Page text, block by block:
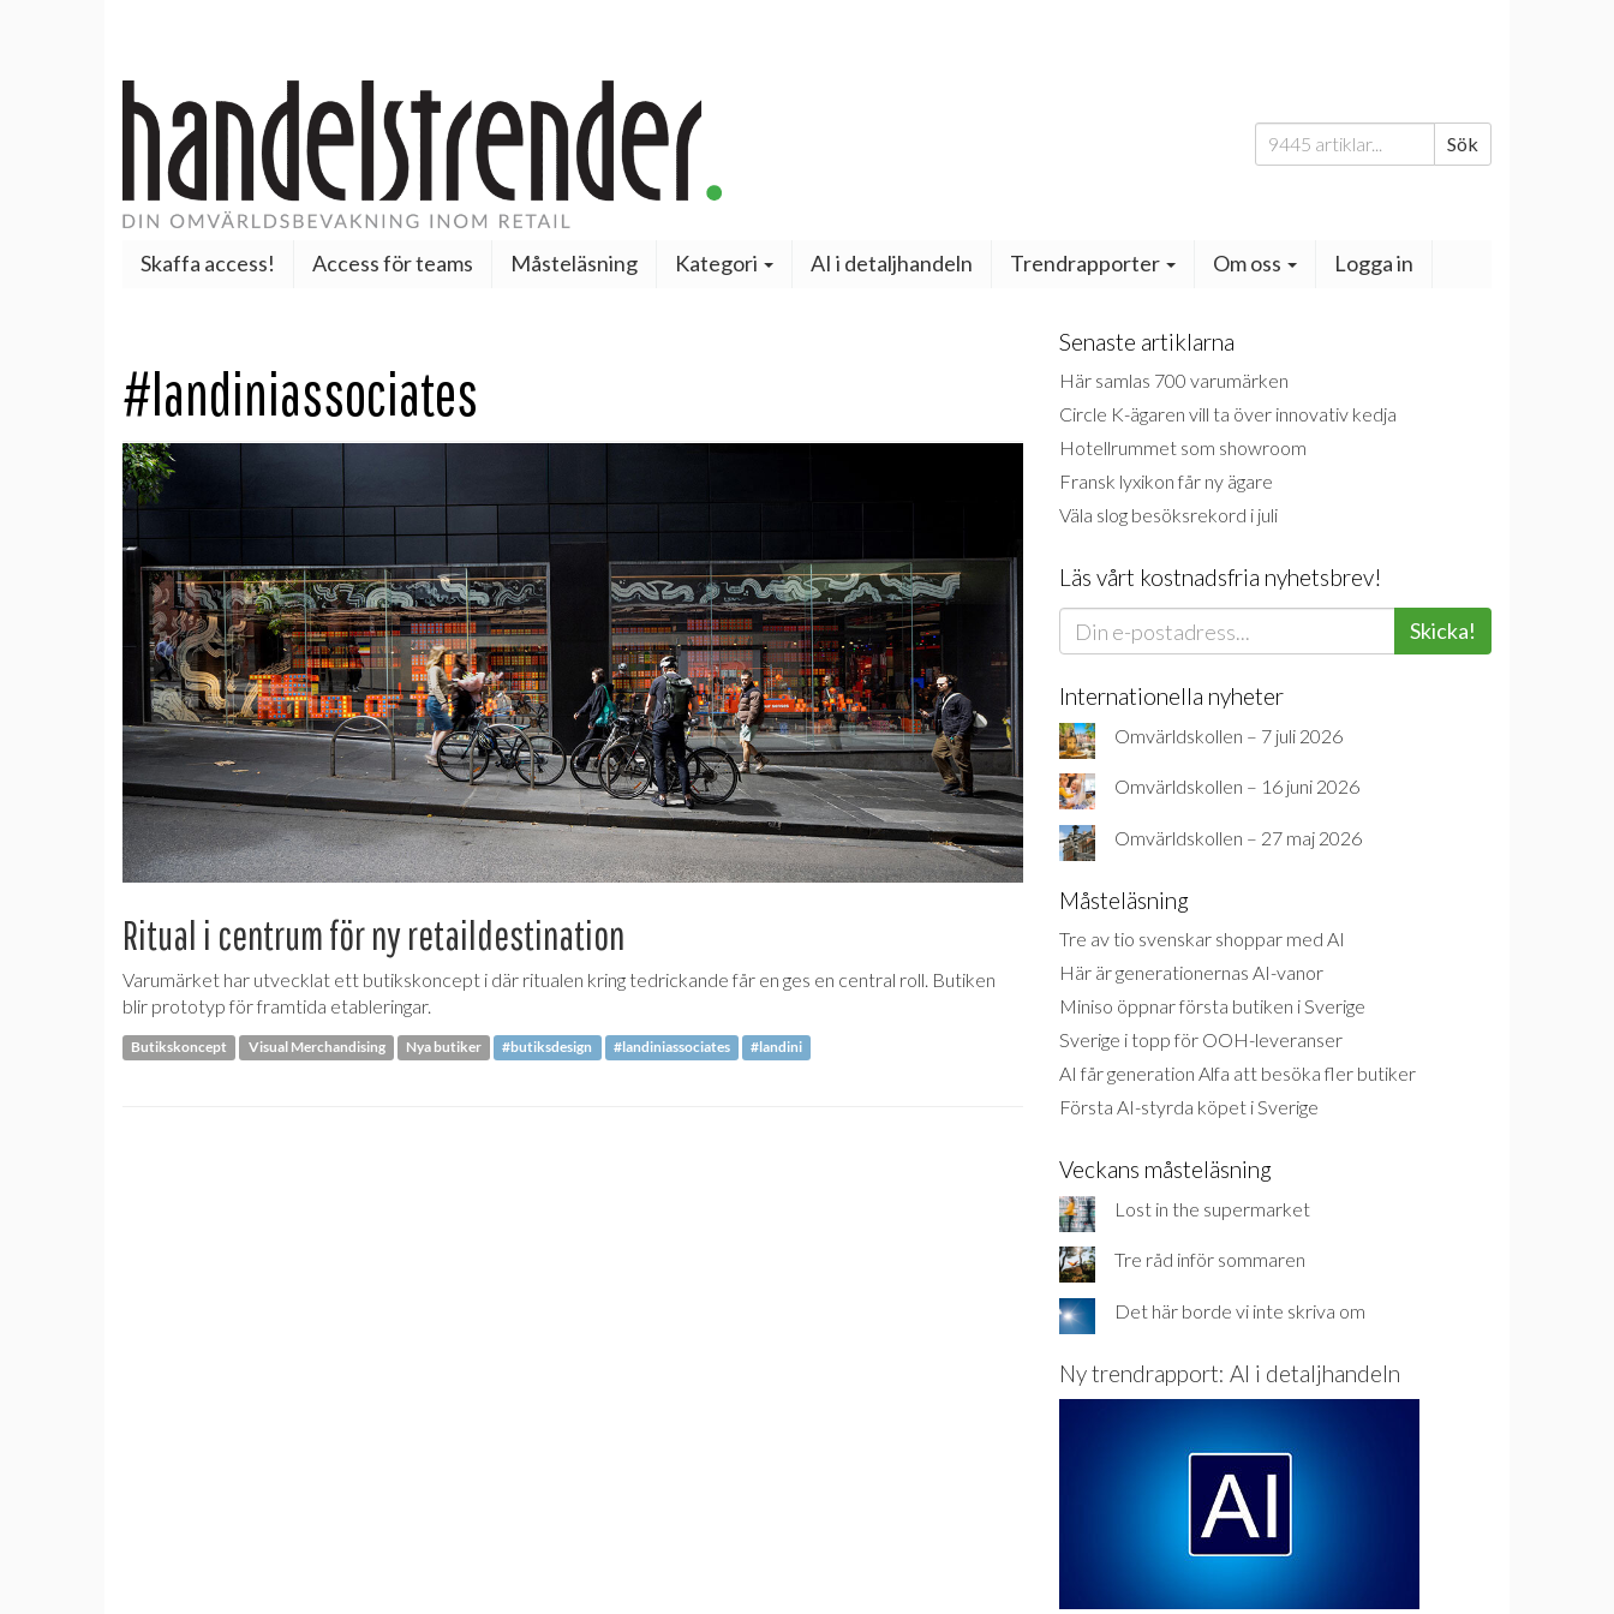
Sök
efter:
Sök
Skaffa access! Access för teams Måsteläsning Kategori AI i detaljhandeln Trendrapporter Om oss Logga in
#landiniassociates
Ritual i centrum för ny retaildestination
Varumärket har utvecklat ett butikskoncept i där ritualen kring tedrickande får en ges en central roll. Butiken
blir prototyp för framtida etableringar.
Butikskoncept Visual Merchandising Nya butiker #butiksdesign #landiniassociates #landini
Senaste artiklarna
Här samlas 700 varumärken
Circle K-ägaren vill ta över innovativ kedja
Hotellrummet som showroom
Fransk lyxikon får ny ägare
Väla slog besöksrekord i juli
Läs vårt kostnadsfria nyhetsbrev!
Skicka!
Internationella nyheter
Omvärldskollen – 7 juli 2026
Omvärldskollen – 16 juni 2026
Omvärldskollen – 27 maj 2026
Måsteläsning
Tre av tio svenskar shoppar med AI
Här är generationernas AI-vanor
Miniso öppnar första butiken i Sverige
Sverige i topp för OOH-leveranser
AI får generation Alfa att besöka fler butiker
Första AI-styrda köpet i Sverige
Veckans måsteläsning
Lost in the supermarket
Tre råd inför sommaren
Det här borde vi inte skriva om
Ny trendrapport: AI i detaljhandeln